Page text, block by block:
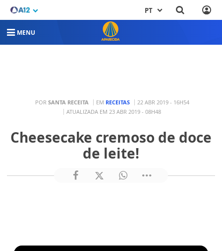
PT
MENU
POR SANTA RECEITA EM RECEITAS
22 ABR 2019 - 16H54
ATUALIZADA EM 23 ABR 2019 - 08H48
Cheesecake cremoso de doce
de leite!